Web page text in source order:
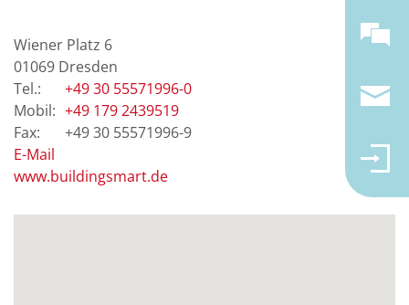
Wiener Platz 6
01069 Dresden
+49 30 55571996-0
+49 179 2439519
+49 30 55571996-9
E-Mail
www.buildingsmart.de